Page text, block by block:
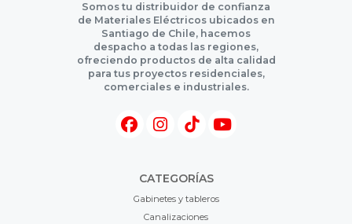
Somos tu distribuidor de confianza
de Materiales Eléctricos ubicados en
Santiago de Chile, hacemos
despacho a todas las regiones,
ofreciendo productos de alta calidad
para tus proyectos residenciales,
comerciales e industriales.
CATEGORÍAS
Gabinetes y tableros
Canalizaciones